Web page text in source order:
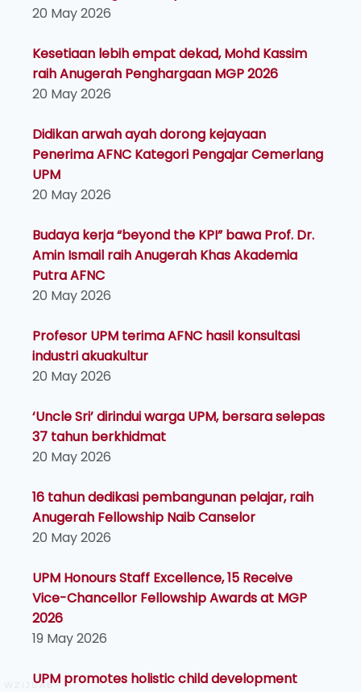
20 May 2026
Kesetiaan lebih empat dekad, Mohd Kassim
raih Anugerah Penghargaan MGP 2026
20 May 2026
Didikan arwah ayah dorong kejayaan
Penerima AFNC Kategori Pengajar Cemerlang
UPM
20 May 2026
Budaya kerja “beyond the KPI” bawa Prof. Dr.
Amin Ismail raih Anugerah Khas Akademia
Putra AFNC
20 May 2026
Profesor UPM terima AFNC hasil konsultasi
industri akuakultur
20 May 2026
‘Uncle Sri’ dirindui warga UPM, bersara selepas
37 tahun berkhidmat
20 May 2026
16 tahun dedikasi pembangunan pelajar, raih
Anugerah Fellowship Naib Canselor
20 May 2026
UPM Honours Staff Excellence, 15 Receive
Vice-Chancellor Fellowship Awards at MGP
2026
19 May 2026
UPM promotes holistic child development
WZIJUAb~